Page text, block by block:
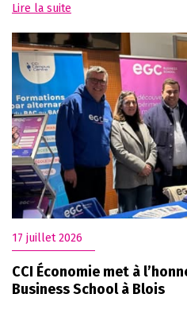
Lire la suite
17 juillet 2026
CCI Économie met à
Business School à Blois